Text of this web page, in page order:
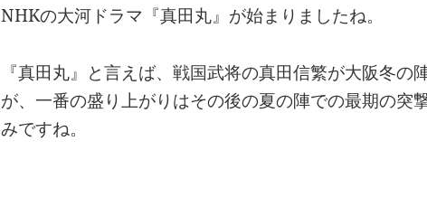
NHKの大河ドラマ『真田丸』が始まりましたね。
『真田丸』と言えば、戦国武将の真田信繁が大阪冬の
が、一番の盛り上がりはその後の夏の陣での最期の突
みですね。